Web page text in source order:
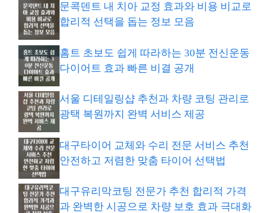
문콕덴트 내 치아 교정 효과와 비용 비교로
합리적 선택을 돕는 정보 모음
홈트 초보도 쉽게 따라하는 30분 전신운동
다이어트 효과 빠른 비결 공개
서울 디테일링샵 추천과 차량 코팅 관리로
광택 복원까지 완벽 서비스 제공
대구타이어 교체와 수리 전문 서비스 추천
안전하고 저렴한 맞춤 타이어 선택법
대구유리막코팅 전문가 추천 합리적 가격
과 완벽한 시공으로 차량 보호 효과 극대화